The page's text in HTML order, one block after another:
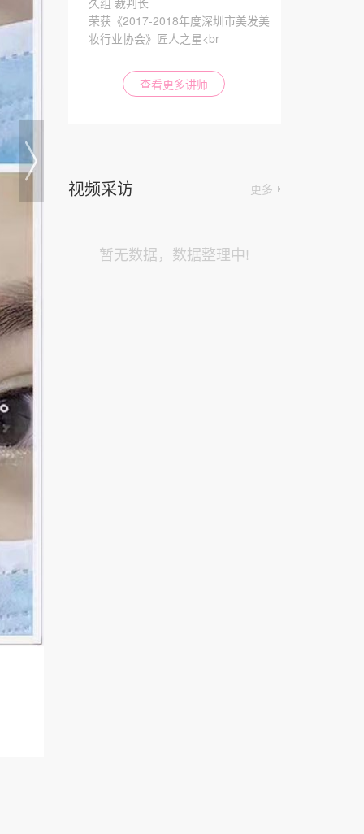
荣获《2017-2018年度深圳市美发美
妆行业协会》匠人之星<br
查看更多讲师
更多
视频采访
暂无数据，数据整理中!